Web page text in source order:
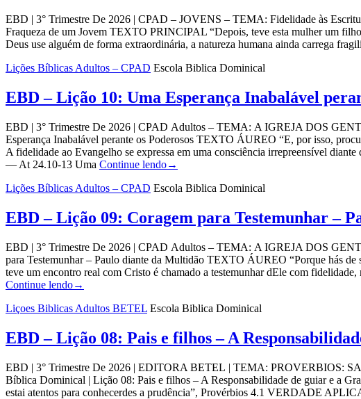
EBD | 3° Trimestre De 2026 | CPAD – JOVENS – TEMA: Fidelidade às
Fraqueza de um Jovem TEXTO PRINCIPAL “Depois, teve esta mulher um
Deus use alguém de forma extraordinária, a natureza humana ainda carrega
Lições Bíblicas Adultos – CPAD Escola Biblica Dominical
EBD – Lição 10: Uma Esperança Inabalável
EBD | 3° Trimestre De 2026 | CPAD Adultos – TEMA: A IGREJA DOS
Esperança Inabalável perante os Poderosos TEXTO ÁUREO “E, por isso,
A fidelidade ao Evangelho se expressa em uma consciência irrepreensível
— At 24.10-13 Uma Continue lendo→
Lições Bíblicas Adultos – CPAD Escola Biblica Dominical
EBD – Lição 09: Coragem para Testemunhar –
EBD | 3° Trimestre De 2026 | CPAD Adultos – TEMA: A IGREJA DOS
para Testemunhar – Paulo diante da Multidão TEXTO ÁUREO “Porque hás
teve um encontro real com Cristo é chamado a testemunhar dEle com
Continue lendo→
Liçoes Biblicas Adultos BETEL Escola Biblica Dominical
EBD – Lição 08: Pais e filhos – A
EBD | 3° Trimestre De 2026 | EDITORA BETEL | TEMA: PROVERBIOS:
Bíblica Dominical | Lição 08: Pais e filhos – A Responsabilidade de guiar e a
estai atentos para conhecerdes a prudência”, Provérbios 4.1 VERDADE